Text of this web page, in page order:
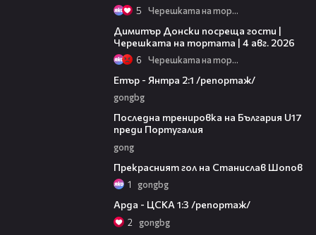
5 Черешката на тортата
Димитър Донски посреща гости |
Черешката на тортата | 4 авг. 2026
6 Черешката на тортата
Етър - Янтра 2:1 /репортаж/
gongbg
Последна тренировка на България U17
преди Португалия
gong
Прекрасният гол на Станислав Шопов
1 gongbg
Арда - ЦСКА 1:3 /репортаж/
2 gongbg